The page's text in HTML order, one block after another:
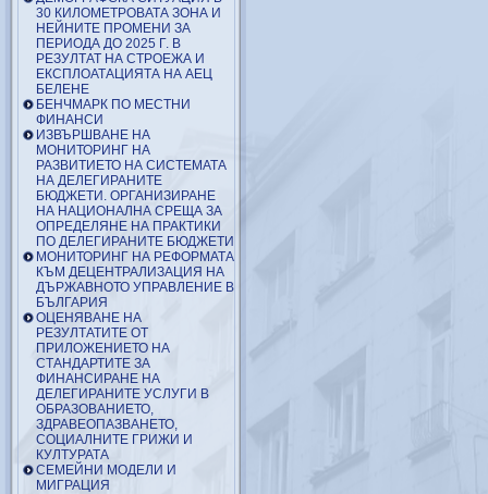
30 КИЛОМЕТРОВАТА ЗОНА И
НЕЙНИТЕ ПРОМЕНИ ЗА
ПЕРИОДА ДО 2025 Г. В
РЕЗУЛТАТ НА СТРОЕЖА И
ЕКСПЛОАТАЦИЯТА НА АЕЦ
БЕЛЕНЕ
БЕНЧМАРК ПО МЕСТНИ
ФИНАНСИ
ИЗВЪРШВАНЕ НА
МОНИТОРИНГ НА
РАЗВИТИЕТО НА СИСТЕМАТА
НА ДЕЛЕГИРАНИТЕ
БЮДЖЕТИ. ОРГАНИЗИРАНЕ
НА НАЦИОНАЛНА СРЕЩА ЗА
ОПРЕДЕЛЯНЕ НА ПРАКТИКИ
ПО ДЕЛЕГИРАНИТЕ БЮДЖЕТИ
МОНИТОРИНГ НА РЕФОРМАТА
КЪМ ДЕЦЕНТРАЛИЗАЦИЯ НА
ДЪРЖАВНОТО УПРАВЛЕНИЕ В
БЪЛГАРИЯ
ОЦЕНЯВАНЕ НА
РЕЗУЛТАТИТЕ ОТ
ПРИЛОЖЕНИЕТО НА
СТАНДАРТИТЕ ЗА
ФИНАНСИРАНЕ НА
ДЕЛЕГИРАНИТЕ УСЛУГИ В
ОБРАЗОВАНИЕТО,
ЗДРАВЕОПАЗВАНЕТО,
СОЦИАЛНИТЕ ГРИЖИ И
КУЛТУРАТА
СЕМЕЙНИ МОДЕЛИ И
МИГРАЦИЯ